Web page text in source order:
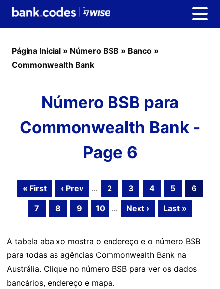
Página Inicial » Número BSB » Banco »
Commonwealth Bank
Número BSB para
Commonwealth Bank -
Page 6
« First ‹ Prev ... 2 3 4 5
6
7
8 9 10 ... Next › Last »
A tabela abaixo mostra o endereço e o número BSB
para todas as agências Commonwealth Bank na
Austrália. Clique no número BSB para ver os dados
bancários, endereço e mapa.